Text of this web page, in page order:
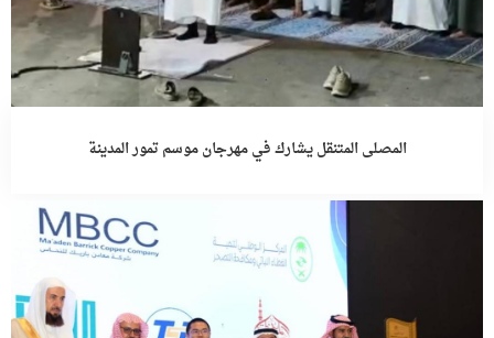
المصلى المتنقل يشارك في مهرجان موسم تمور المدينة